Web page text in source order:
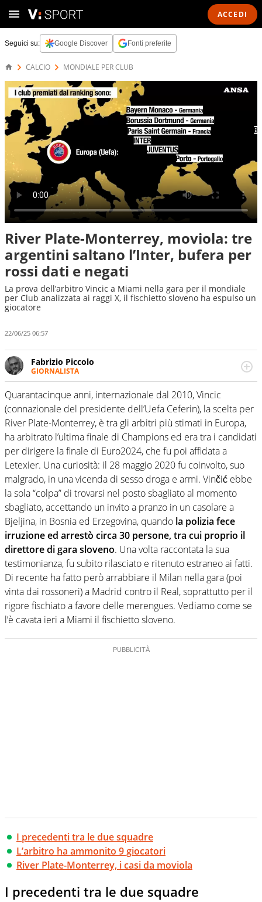
ACCEDI
Seguici su: Google Discover Fonti preferite
CALCIO MONDIALE PER CLUB
River Plate-Monterrey, moviola: tre
argentini saltano l’Inter, bufera per
rossi dati e negati
La prova dell’arbitro Vincic a Miami nella gara per il mondiale
per Club analizzata ai raggi X, il fischietto sloveno ha espulso un
giocatore
22/06/25 06:57
Fabrizio Piccolo
GIORNALISTA
Nella sua carriera ha seguito numerose manifestazioni
sportive e collaborato con agenzie e testate. Esperienza,
competenza, conoscenza e memoria storica. Si occupa
prevalentemente di calcio
Quarantacinque anni, internazionale dal 2010, Vincic
(connazionale del presidente dell’Uefa Ceferin), la scelta per
River Plate-Monterrey, è tra gli arbitri più stimati in Europa,
ha arbitrato l’ultima finale di Champions ed era tra i candidati
per dirigere la finale di Euro2024, che fu poi affidata a
Letexier. Una curiosità: il 28 maggio 2020 fu coinvolto, suo
malgrado, in una vicenda di sesso droga e armi. Vinčić ebbe
la sola “colpa” di trovarsi nel posto sbagliato al momento
sbagliato, accettando un invito a pranzo in un casolare a
Bjeljina, in Bosnia ed Erzegovina, quando la polizia fece
irruzione ed arrestò circa 30 persone, tra cui proprio il
direttore di gara sloveno. Una volta raccontata la sua
testimonianza, fu subito rilasciato e ritenuto estraneo ai fatti.
Di recente ha fatto però arrabbiare il Milan nella gara (poi
vinta dai rossoneri) a Madrid contro il Real, soprattutto per il
rigore fischiato a favore delle merengues. Vediamo come se
l’è cavata ieri a Miami il fischietto sloveno.
I precedenti tra le due squadre
L’arbitro ha ammonito 9 giocatori
River Plate-Monterrey, i casi da moviola
I precedenti tra le due squadre